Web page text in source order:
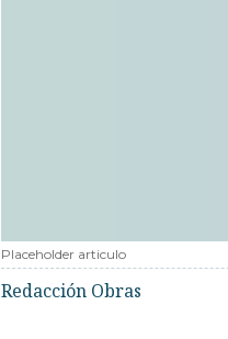
Placeholder articulo
Redacción Obras